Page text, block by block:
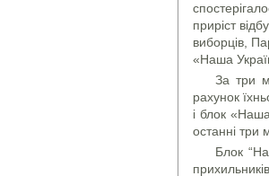
приріст
виборців,
«Наша
За три
рахунок
і блок
останні три
Блок